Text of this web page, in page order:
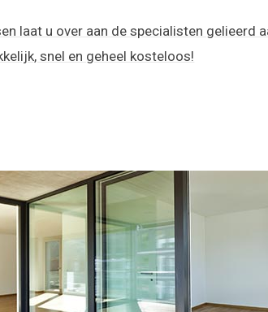
laat u over aan de specialisten gelieerd
snel en geheel kosteloos!